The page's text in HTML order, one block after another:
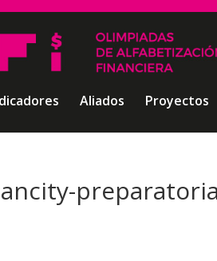
Aliados Proyectos